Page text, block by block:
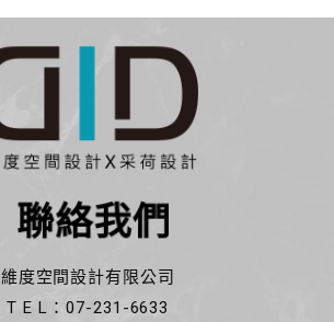
聯絡我們
維度空間設計有限公司
T E L：07-231-6633